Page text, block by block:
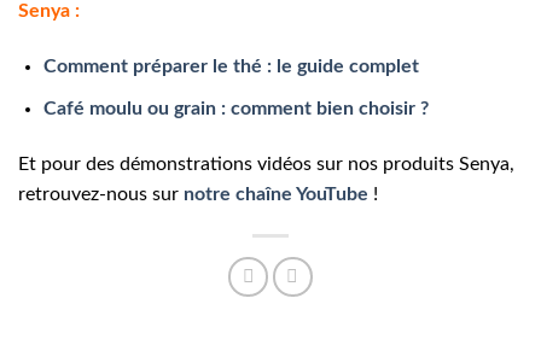
Senya :
Comment préparer le thé : le guide complet
Café moulu ou grain : comment bien choisir ?
Et pour des démonstrations vidéos sur nos produits Senya,
retrouvez-nous sur notre chaîne YouTube !